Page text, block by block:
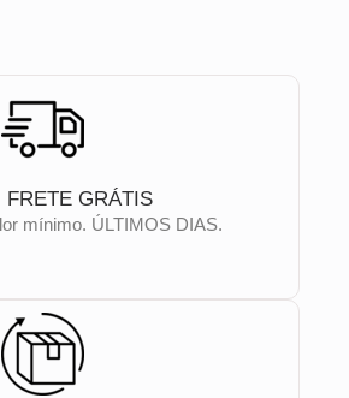
FRETE GRÁTIS
mínimo. ÚLTIMOS DIAS.